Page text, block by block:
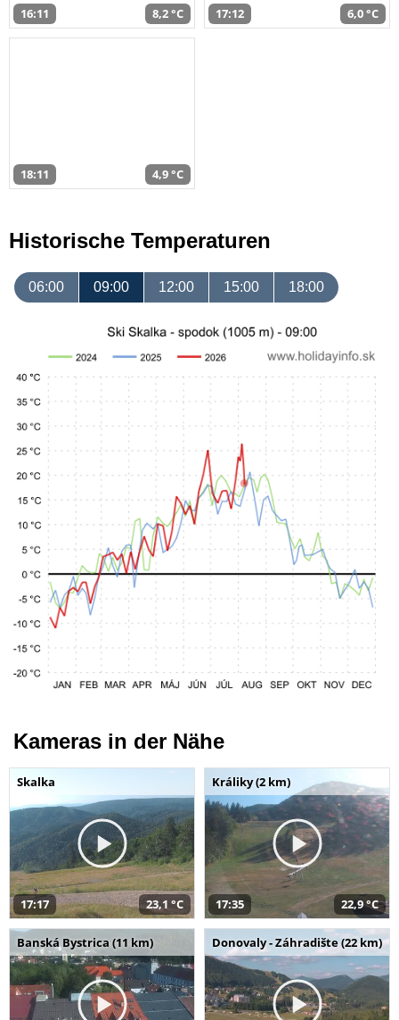
16:11 8,2 °C 17:12 6,0 °C
18:11 4,9 °C
Historische Temperaturen
06:00 09:00 12:00 15:00 18:00
Kameras in der Nähe
Skalka
17:17 23,1 °C
Králiky (2 km)
17:35 22,9 °C
Banská Bystrica (11 km) Donovaly - Záhradište (22 km)